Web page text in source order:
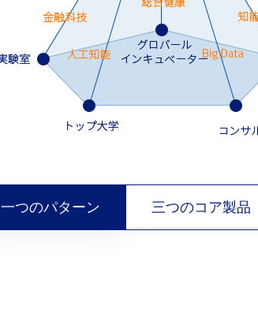
一つのパターン 三つのコア製品